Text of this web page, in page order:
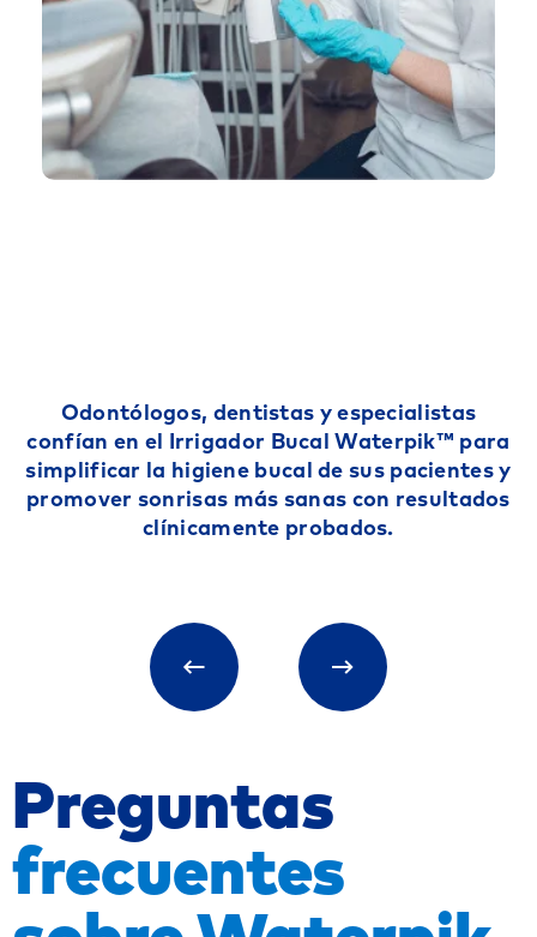
Odontólogos, dentistas y especialistas
confían en el Irrigador Bucal Waterpik™ para
simplificar la higiene bucal de sus pacientes y
promover sonrisas más sanas con resultados
clínicamente probados.
Preguntas
frecuentes